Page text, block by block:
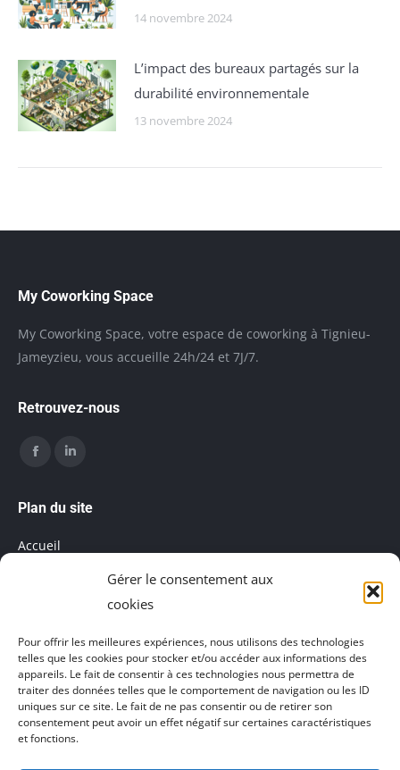
Gérer le consentement aux
cookies
Pour offrir les meilleures expériences, nous utilisons des technologies
telles que les cookies pour stocker et/ou accéder aux informations des
appareils. Le fait de consentir à ces technologies nous permettra de
traiter des données telles que le comportement de navigation ou les ID
uniques sur ce site. Le fait de ne pas consentir ou de retirer son
consentement peut avoir un effet négatif sur certaines caractéristiques
et fonctions.
14 novembre 2024
L’impact des bureaux partagés sur la
durabilité environnementale
13 novembre 2024
My Coworking Space
My Coworking Space, votre espace de coworking à Tignieu-
Jameyzieu, vous accueille 24h/24 et 7J/7.
Retrouvez-nous
Trouvez nous sur :
page
Plan du site
Accueil
Mentions légales
Politique de cookies (UE)